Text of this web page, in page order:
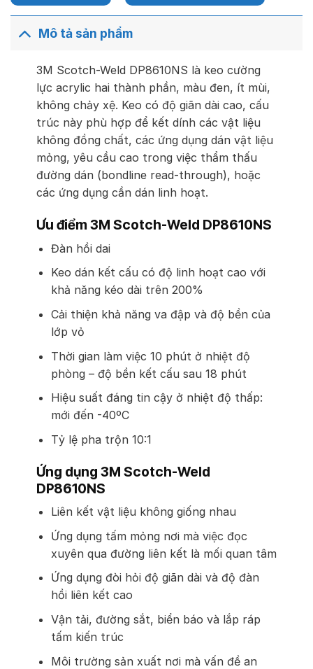
Mô tả sản phẩm
3M Scotch-Weld DP8610NS là keo cường
lực acrylic hai thành phần, màu đen, ít mùi,
không chảy xệ. Keo có độ giãn dài cao, cấu
trúc này phù hợp để kết dính các vật liệu
không đồng chất, các ứng dụng dán vật liệu
mỏng, yêu cầu cao trong việc thẩm thấu
đường dán (bondline read-through), hoặc
các ứng dụng cần dán linh hoạt.
Ưu điểm 3M Scotch-Weld DP8610NS
Đàn hồi dai
Keo dán kết cấu có độ linh hoạt cao với
khả năng kéo dài trên 200%
Cải thiện khả năng va đập và độ bền của
lớp vỏ
Thời gian làm việc 10 phút ở nhiệt độ
phòng – độ bền kết cấu sau 18 phút
Hiệu suất đáng tin cậy ở nhiệt độ thấp:
mới đến -40ºC
Tỷ lệ pha trộn 10:1
Ứng dụng 3M Scotch-Weld
DP8610NS
Liên kết vật liệu không giống nhau
Ứng dụng tấm mỏng nơi mà việc đọc
xuyên qua đường liên kết là mối quan tâm
Ứng dụng đòi hỏi độ giãn dài và độ đàn
hồi liên kết cao
Vận tải, đường sắt, biển báo và lắp ráp
tấm kiến ​​trúc
Môi trường sản xuất nơi mà vấn đề an